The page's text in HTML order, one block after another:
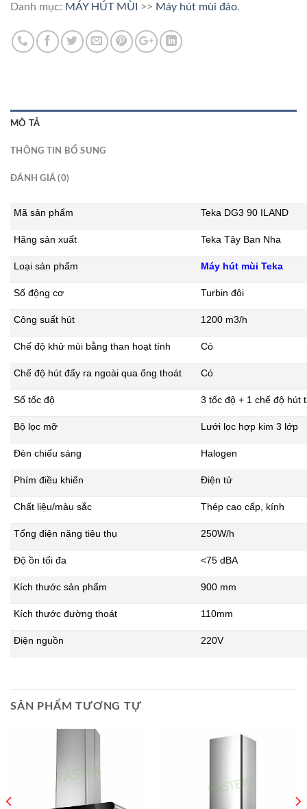
Danh mục: MÁY HÚT MÙI >> Máy hút mùi đảo.
MÔ TẢ
THÔNG TIN BỔ SUNG
ĐÁNH GIÁ (0)
Mã sản phẩm Teka DG3 90 ILAND
Hãng sản xuất Teka Tây Ban Nha
Loại sản phẩm Máy hút mùi Teka
Số động cơ Turbin đôi
Công suất hút 1200 m3/h
Chế độ khử mùi bằng than hoạt tính Có
Chế độ hút đẩy ra ngoài qua ống thoát Có
Số tốc độ 3 tốc độ + 1 chế độ hút
Bộ lọc mỡ Lưới lọc hợp kim 3 lớp
Đèn chiếu sáng Halogen
Phím điều khiển Điện tử
Chất liệu/màu sắc Thép cao cấp, kính
Tổng điện năng tiêu thụ 250W/h
Độ ồn tối đa <75 dBA
Kích thước sản phẩm 900 mm
Kích thước đường thoát 110mm
Điện nguồn 220V
SẢN PHẨM TƯƠNG TỰ